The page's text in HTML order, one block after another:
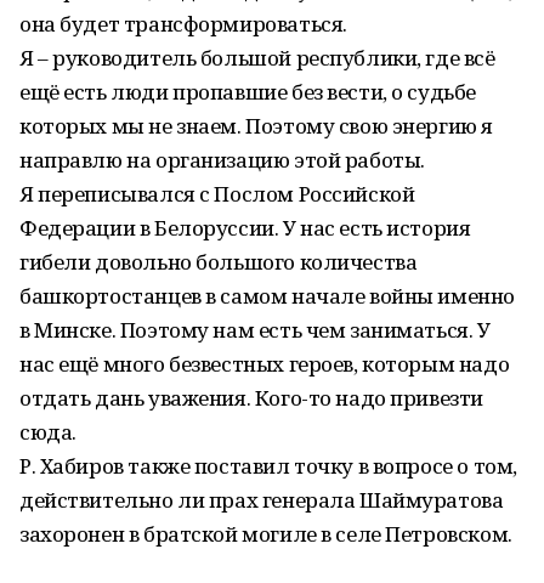
она будет трансформироваться.
Я – руководитель большой республики, где всё
ещё есть люди пропавшие без вести, о судьбе
которых мы не знаем. Поэтому свою энергию я
направлю на организацию этой работы.
Я переписывался с Послом Российской
Федерации в Белоруссии. У нас есть история
гибели довольно большого количества
башкортостанцев в самом начале войны именно
в Минске. Поэтому нам есть чем заниматься. У
нас ещё много безвестных героев, которым надо
отдать дань уважения. Кого-то надо привезти
сюда.
Р. Хабиров также поставил точку в вопросе о том,
действительно ли прах генерала Шаймуратова
захоронен в братской могиле в селе Петровском.